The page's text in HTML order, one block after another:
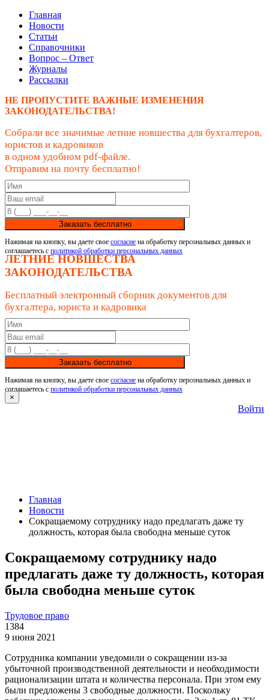
Главная
Новости
Статьи
Справочники
Вопрос – Ответ
Журналы
Рассылки
НЕ ПРОПУСТИТЕ ВАЖНЫЕ ИЗМЕНЕНИЯ
ЗАКОНОДАТЕЛЬСТВА!
Собрали все значимые летние новшества для бухгалтеров,
юристов и кадровиков
в одном удобном pdf-файле.
Отправим на почту бесплатно!
Заказать бесплатно
Нажимая на кнопку, вы даете свое согласие на обработку персональных данных и
соглашаетесь с политикой обработки персональных данных
ЛЕТНИЕ НОВШЕСТВА
ЗАКОНОДАТЕЛЬСТВА
Бесплатный электронный сборник документов для
бухгалтера, юриста и кадровика
Заказать бесплатно
Нажимая на кнопку, вы даете свое согласие на обработку персональных данных и
соглашаетесь с политикой обработки персональных данных
×
Войти
Главная
Новости
Сокращаемому сотруднику надо предлагать даже ту
должность, которая была свободна меньше суток
Сокращаемому сотруднику надо
предлагать даже ту должность, которая
была свободна меньше суток
Трудовое право
1384
9 июня 2021
Сотрудника компании уведомили о сокращении из-за
убыточной производственной деятельности и необходимости
рационализации штата и количества персонала. При этом ему
были предложены 3 свободные должности. Поскольку